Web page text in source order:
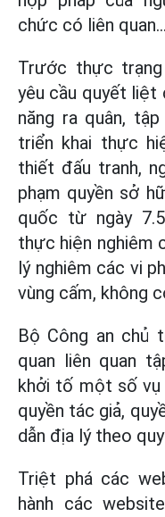
chức có liên quan...
Trước thực trạng
yêu cầu quyết
năng ra quân,
triển khai thực
thiết đấu tranh,
phạm quyền sở
quốc từ ngày
thực hiện nghiêm
lý nghiêm các vi
vùng cấm, không
Bộ Công an chủ
quan liên quan
khởi tố một số vụ
quyền tác giả,
dẫn địa lý theo
Triệt phá các
hành các